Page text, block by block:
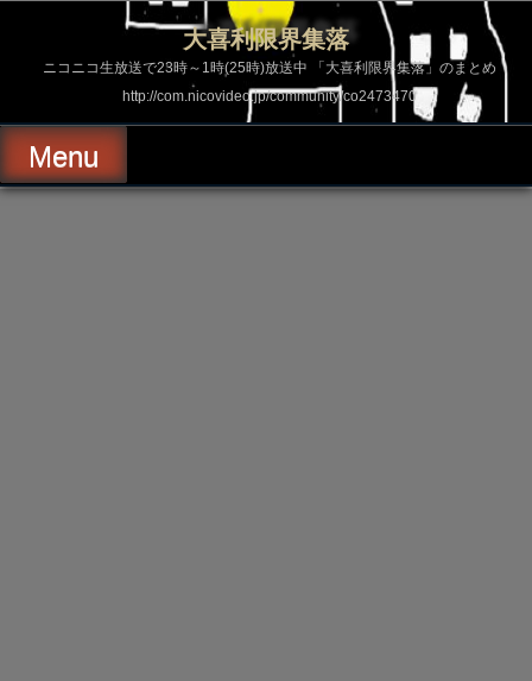
ス
ッ
プ
大喜利限界集落
ニコニコ生放送で23時～1時(25時)放送中 「大喜利限界集落」のまとめ
http://com.nicovideo.jp/community/co2473470
Menu